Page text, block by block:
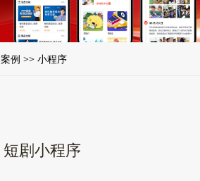
案例 >> 小程序
短剧小程序